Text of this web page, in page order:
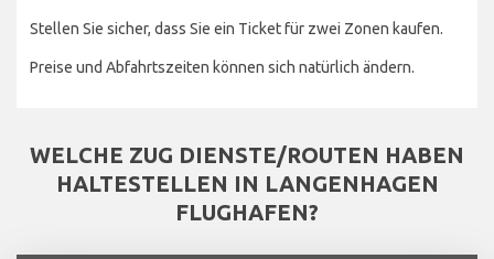
Stellen Sie sicher, dass Sie ein Ticket für zwei Zonen kaufen.
Preise und Abfahrtszeiten können sich natürlich ändern.
WELCHE ZUG DIENSTE/ROUTEN HABEN
HALTESTELLEN IN LANGENHAGEN
FLUGHAFEN?